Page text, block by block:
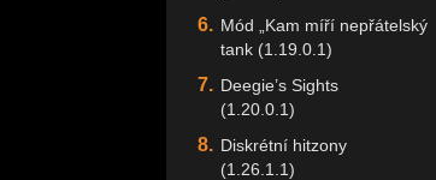
Mód „Kam míří nepřátelský
tank (1.19.0.1)
Deegie’s Sights
(1.20.0.1)
Diskrétní hitzony
(1.26.1.1)